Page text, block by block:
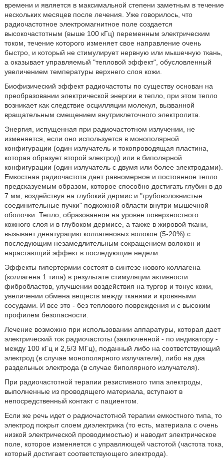
времени и является в максимальной степени заметным в течение
нескольких месяцев после лечения. Уже говорилось, что
радиочастотное электромагнитное поле создается
высокочастотным (выше 100 кГц) переменным электрическим
током, течение которого изменяет свое направление очень
быстро, и который не стимулирует нервную или мышечную ткань,
а оказывает управляемый "тепловой эффект", обусловленный
увеличением температуры верхнего слоя кожи.
Биофизический эффект радиочастоты по существу основан на
преобразовании электрической энергии в тепло, при этом тепло
возникает как следствие осцилляции молекул, вызванной
вращательным смещением внутриклеточного электролита.
Энергия, испущенная при радиочастотном излучении, не
изменяется, если оно используется в монополярной
конфигурации (один излучатель и токопроводящая пластина,
которая образует второй электрод) или в биполярной
конфигурации (один излучатель с двумя или более электродами).
Емкостная радиочастота дает равномерное и постоянное тепло
предсказуемым образом, которое способно достигать глубин в до
7 мм, воздействуя на глубокий дермис и "грубоволокнистые
соединительные пучки" подкожной области внутри мышечной
оболочки. Тепло, образованное на уровне поверхностного
кожного слоя и в глубоком дермисе, а также в жировой ткани,
вызывает денатурацию коллагеновых волокон (5-20%) с
последующим незамедлительным сокращением волокон и
нарастающий эффект в последующие недели.
Эффекты гипертермии состоят в синтезе нового коллагена
(коллагена 1 типа) в результате стимуляции активности
фибробластов, улучшении воздействия на тургор и тонус кожи,
увеличении обмена веществ между тканями и кровяными
сосудами. И все это - без теплового повреждения и с высоким
профилем безопасности.
Лечение возможно при использовании аппаратуры, которая дает
электрический ток радиочастоты (заключенной - по индикатору -
между 100 кГц и 2,5/3 МГц), поданный либо на соответствующий
электрод (в случае монополярного излучателя), либо на два
раздельных электрода (в случае биполярного излучателя).
При радиочастотной терапии резистивного типа электроды,
выполненные из проводящего материала, вступают в
непосредственный контакт с пациентом.
Если же речь идет о радиочастотной терапии емкостного типа, то
электрод покрыт слоем диэлектрика (то есть, материала с очень
низкой электрической проводимостью) и наводит электрическое
поле, которое изменяется с управляющей частотой (частота тока,
который достигает соответствующего электрода).